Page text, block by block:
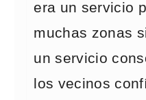
era un servicio
muchas zonas
un servicio
los vecinos